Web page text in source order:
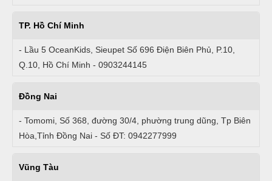
TP. Hồ Chí Minh
- Lầu 5 OceanKids, Sieupet Số 696 Điện Biên Phủ, P.10,
Q.10, Hồ Chí Minh - 0903244145
Đồng Nai
- Tomomi, Số 368, đường 30/4, phường trung dũng, Tp Biên
Hòa,Tỉnh Đồng Nai - Số ĐT: 0942277999
Vũng Tàu